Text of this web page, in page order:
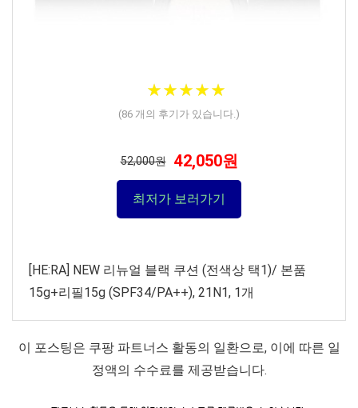
★★★★★
★★★★★
(86 개의 후기가 있습니다.)
52,000원 42,050원
최저가 보러가기
[HE:RA] NEW 리뉴얼 블랙 쿠션 (전색상 택1)/ 본품
15g+리필15g (SPF34/PA++), 21N1, 1개
이 포스팅은 쿠팡 파트너스 활동의 일환으로, 이에 따른 일
정액의 수수료를 제공받습니다.